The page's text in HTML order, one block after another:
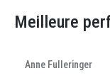
Meilleure
Anne Fulleringer